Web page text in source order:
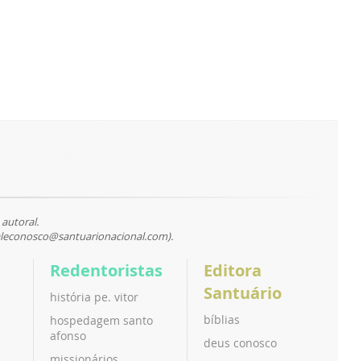
autoral.
Redentoristas
história pe. vitor
hospedagem santo
afonso
Editora
Santuário
bíblias
deus conosco